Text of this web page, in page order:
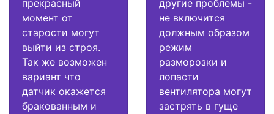
прекрасный
момент от
старости могут
выйти из строя.
Так же возможен
вариант что
датчик окажется
бракованным и
другие проблемы -
не включится
должным образом
режим
разморозки и
лопасти
вентилятора могут
застрять в гуще